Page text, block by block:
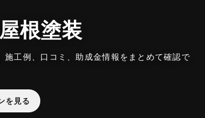
根塗装
工例、口コミ、助成金情報をまとめて確認で
を見る